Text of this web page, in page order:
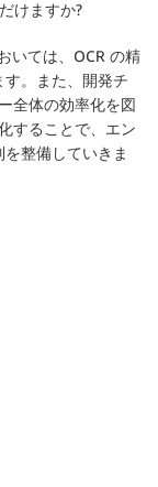
けますか?
いては、OCR の精
。また、開発チ
全体の効率化を図
することで、エン
整備していきま